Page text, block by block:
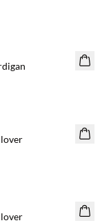
& spare 20 %
& spare 20 %